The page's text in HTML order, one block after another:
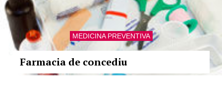
MEDICINA PREVENTIVA
Farmacia de concediu